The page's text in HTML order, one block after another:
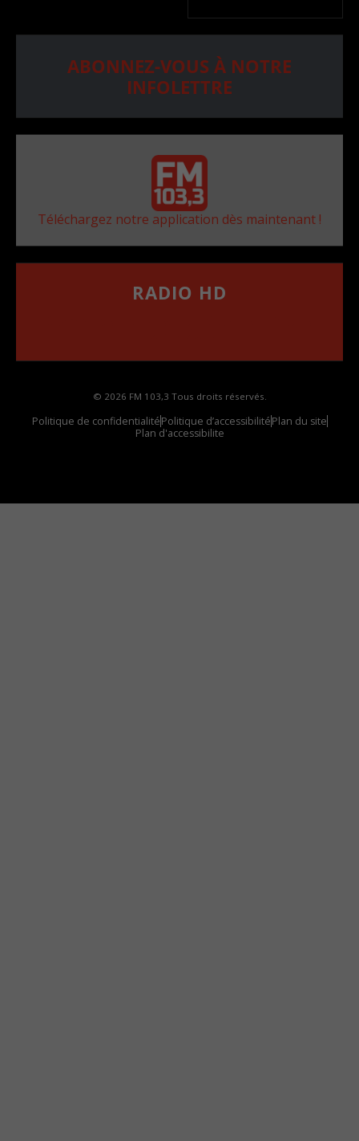
ABONNEZ-VOUS À NOTRE
INFOLETTRE
Téléchargez notre application dès maintenant !
RADIO HD
© 2026 FM 103,3 Tous droits réservés.
Politique de confidentialitéPolitique d’accessibilitéPlan du site
Plan d'accessibilite